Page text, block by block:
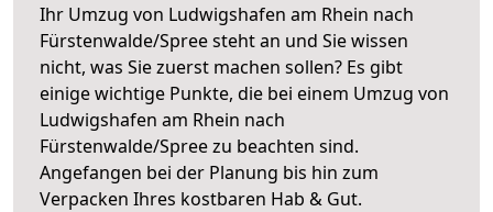
Ihr Umzug von Ludwigshafen am Rhein nach
Fürstenwalde/Spree steht an und Sie wissen
nicht, was Sie zuerst machen sollen? Es gibt
einige wichtige Punkte, die bei einem Umzug von
Ludwigshafen am Rhein nach
Fürstenwalde/Spree zu beachten sind.
Angefangen bei der Planung bis hin zum
Verpacken Ihres kostbaren Hab & Gut.